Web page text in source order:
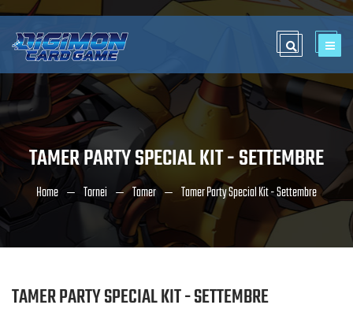
TAMER PARTY SPECIAL KIT - SETTEMBRE
Home Tornei Tamer Tamer Party Special Kit - Settembre
TAMER PARTY SPECIAL KIT - SETTEMBRE